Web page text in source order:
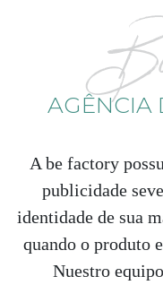
AGÊNCIA
A be factory
publicidade
identidade de sua
quando o produto
Nuestro